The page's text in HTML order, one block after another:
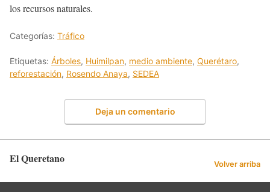
los recursos naturales.
Categorías: Tráfico
Etiquetas: Árboles, Huimilpan, medio ambiente, Querétaro,
reforestación, Rosendo Anaya, SEDEA
Deja un comentario
El Queretano Volver arriba